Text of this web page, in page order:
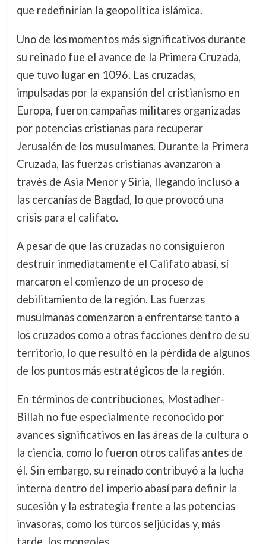
que redefinirían la geopolítica islámica.
Uno de los momentos más significativos durante
su reinado fue el avance de la Primera Cruzada,
que tuvo lugar en 1096. Las cruzadas,
impulsadas por la expansión del cristianismo en
Europa, fueron campañas militares organizadas
por potencias cristianas para recuperar
Jerusalén de los musulmanes. Durante la Primera
Cruzada, las fuerzas cristianas avanzaron a
través de Asia Menor y Siria, llegando incluso a
las cercanías de Bagdad, lo que provocó una
crisis para el califato.
A pesar de que las cruzadas no consiguieron
destruir inmediatamente el Califato abasí, sí
marcaron el comienzo de un proceso de
debilitamiento de la región. Las fuerzas
musulmanas comenzaron a enfrentarse tanto a
los cruzados como a otras facciones dentro de su
territorio, lo que resultó en la pérdida de algunos
de los puntos más estratégicos de la región.
En términos de contribuciones, Mostadher-
Billah no fue especialmente reconocido por
avances significativos en las áreas de la cultura o
la ciencia, como lo fueron otros califas antes de
él. Sin embargo, su reinado contribuyó a la lucha
interna dentro del imperio abasí para definir la
sucesión y la estrategia frente a las potencias
invasoras, como los turcos seljúcidas y, más